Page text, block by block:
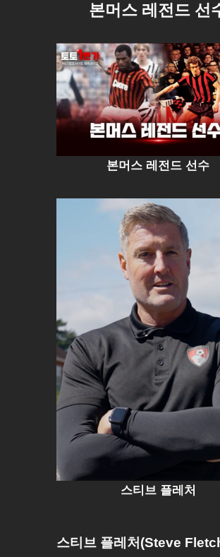
본머스 레전드 선
본머스 레전드 선수
스티브 플레처
스티브 플레처(Steve